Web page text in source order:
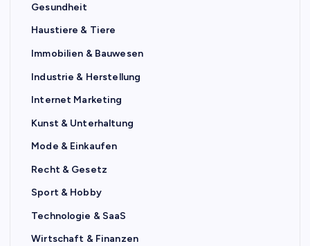
Gesundheit
Haustiere & Tiere
Immobilien & Bauwesen
Industrie & Herstellung
Internet Marketing
Kunst & Unterhaltung
Mode & Einkaufen
Recht & Gesetz
Sport & Hobby
Technologie & SaaS
Wirtschaft & Finanzen